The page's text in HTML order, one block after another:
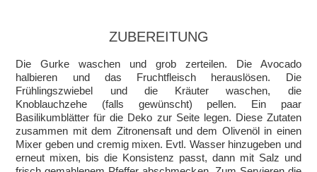
ZUBEREITUNG
Die Gurke waschen und grob zerteilen. Die Avocado
halbieren und das Fruchtfleisch herauslösen. Die
Frühlingszwiebel und die Kräuter waschen, die
Knoblauchzehe (falls gewünscht) pellen. Ein paar
Basilikumblätter für die Deko zur Seite legen. Diese Zutaten
zusammen mit dem Zitronensaft und dem Olivenöl in einen
Mixer geben und cremig mixen. Evtl. Wasser hinzugeben und
erneut mixen, bis die Konsistenz passt, dann mit Salz und